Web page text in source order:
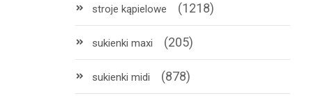
stroje kąpielowe (1218)
sukienki maxi (205)
sukienki midi (878)